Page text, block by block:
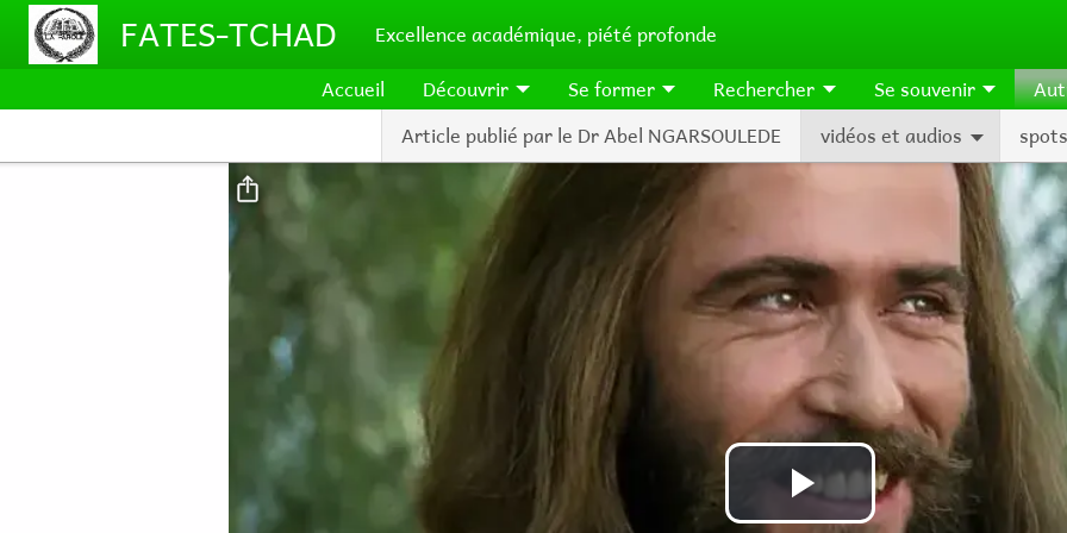
Aller au contenu principal
FATES-TCHAD Excellence académique, piété profonde
Accueil Découvrir Se former Rechercher Se souvenir
Article publié par le Dr Abel NGARSOULEDE
vidéos et audios